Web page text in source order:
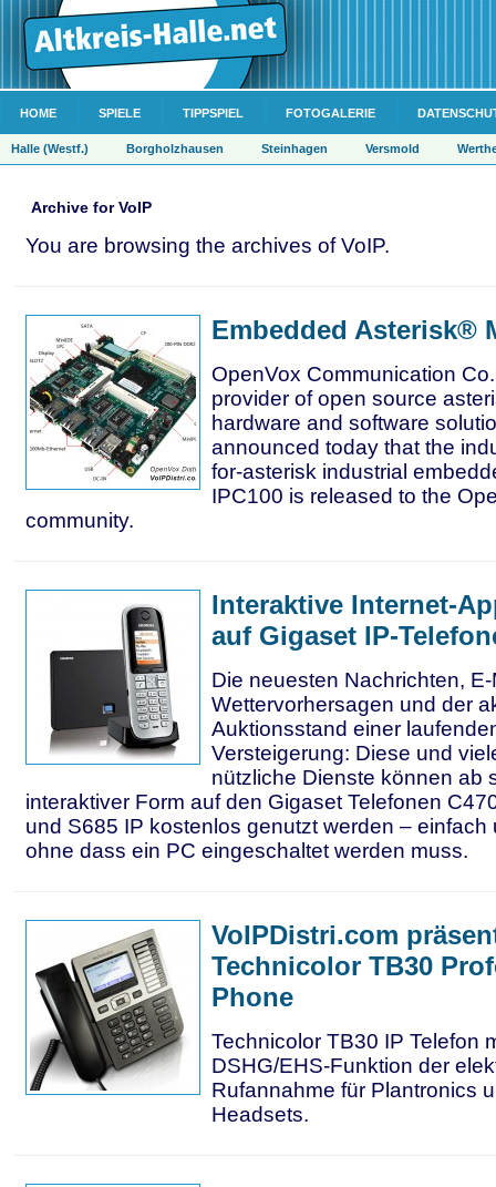
HOME SPIELE TIPPSPIEL FOTOGALERIE
Halle (Westf.) Borgholzhausen Steinhagen Versmold
Archive for VoIP
You are browsing the archives of VoIP.
Embedded Asterisk®
OpenVox Communication
provider of open source
hardware and software
announced today that the
for-asterisk industrial
IPC100 is released to the
community.
Interaktive Internet-
auf Gigaset IP-
Die neuesten Nachrichten,
Wettervorhersagen und der
Auktionsstand einer
Versteigerung: Diese und
nützliche Dienste können ab
interaktiver Form auf den Gigaset Telefonen
und S685 IP kostenlos genutzt werden – einfach
ohne dass ein PC eingeschaltet werden muss.
VoIPDistri.com
Technicolor TB30
Phone
Technicolor TB30 IP Telefon
DSHG/EHS-Funktion der
Rufannahme für Plantronics
Headsets.